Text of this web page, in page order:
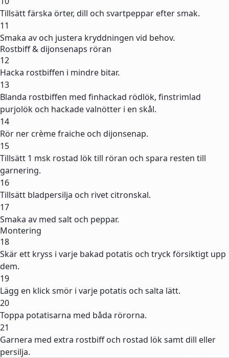
Tillsätt färska örter, dill och svartpeppar efter smak.
11
Smaka av och justera kryddningen vid behov.
Rostbiff & dijonsenaps röran
12
Hacka rostbiffen i mindre bitar.
13
Blanda rostbiffen med finhackad rödlök, finstrimlad
purjolök och hackade valnötter i en skål.
14
Rör ner crème fraiche och dijonsenap.
15
Tillsätt 1 msk rostad lök till röran och spara resten till
garnering.
16
Tillsätt bladpersilja och rivet citronskal.
17
Smaka av med salt och peppar.
Montering
18
Skär ett kryss i varje bakad potatis och tryck försiktigt upp
dem.
19
Lägg en klick smör i varje potatis och salta lätt.
20
Toppa potatisarna med båda rörorna.
21
Garnera med extra rostbiff och rostad lök samt dill eller
persilja.